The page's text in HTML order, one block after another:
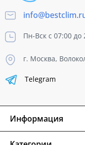
Пн-Вск с 07:00 до
г. Москва,
Telegram
Информация